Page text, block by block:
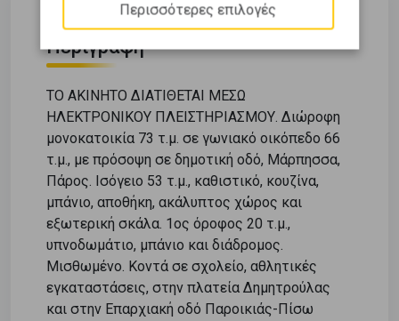
Περιγραφή
ΤΟ ΑΚΙΝΗΤΟ ΔΙΑΤΙΘΕΤΑΙ ΜΕΣΩ
ΗΛΕΚΤΡΟΝΙΚΟΥ ΠΛΕΙΣΤΗΡΙΑΣΜΟΥ. Διώροφη
μονοκατοικία 73 τ.μ. σε γωνιακό οικόπεδο 66
τ.μ., με πρόσοψη σε δημοτική οδό, Μάρπησσα,
Πάρος. Ισόγειο 53 τ.μ., καθιστικό, κουζίνα,
μπάνιο, αποθήκη, ακάλυπτος χώρος και
εξωτερική σκάλα. 1ος όροφος 20 τ.μ.,
υπνοδωμάτιο, μπάνιο και διάδρομος.
Μισθωμένο. Κοντά σε σχολείο, αθλητικές
εγκαταστάσεις, στην πλατεία Δημητρούλας
και στην Επαρχιακή οδό Παροικιάς-Πίσω
Περισσότερες επιλογές